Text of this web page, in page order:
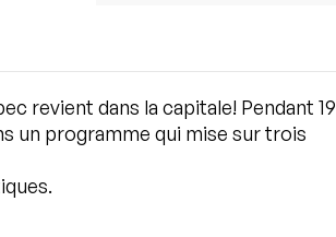
revient dans la capitale! Pendant 19
un programme qui mise sur trois